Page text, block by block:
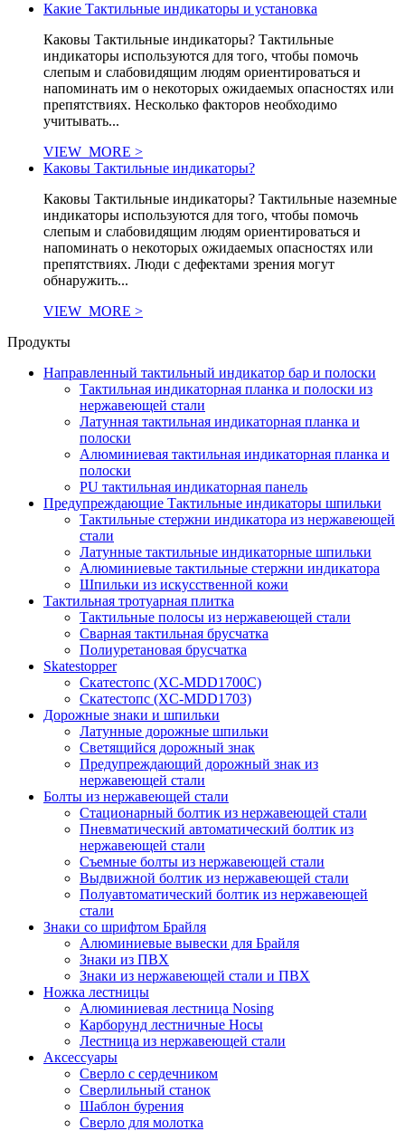
Какие Тактильные индикаторы и установка
Каковы Тактильные индикаторы? Тактильные
индикаторы используются для того, чтобы помочь
слепым и слабовидящим людям ориентироваться и
напоминать им о некоторых ожидаемых опасностях или
препятствиях. Несколько факторов необходимо
учитывать...
VIEW_MORE >
Каковы Тактильные индикаторы?
Каковы Тактильные индикаторы? Тактильные наземные
индикаторы используются для того, чтобы помочь
слепым и слабовидящим людям ориентироваться и
напоминать о некоторых ожидаемых опасностях или
препятствиях. Люди с дефектами зрения могут
обнаружить...
VIEW_MORE >
Продукты
Направленный тактильный индикатор бар и полоски
Тактильная индикаторная планка и полоски из
нержавеющей стали
Латунная тактильная индикаторная планка и
полоски
Алюминиевая тактильная индикаторная планка и
полоски
PU тактильная индикаторная панель
Предупреждающие Тактильные индикаторы шпильки
Тактильные стержни индикатора из нержавеющей
стали
Латунные тактильные индикаторные шпильки
Алюминиевые тактильные стержни индикатора
Шпильки из искусственной кожи
Тактильная тротуарная плитка
Тактильные полосы из нержавеющей стали
Сварная тактильная брусчатка
Полиуретановая брусчатка
Skatestopper
Скатестопс (XC-MDD1700C)
Скатестопс (XC-MDD1703)
Дорожные знаки и шпильки
Латунные дорожные шпильки
Светящийся дорожный знак
Предупреждающий дорожный знак из
нержавеющей стали
Болты из нержавеющей стали
Стационарный болтик из нержавеющей стали
Пневматический автоматический болтик из
нержавеющей стали
Съемные болты из нержавеющей стали
Выдвижной болтик из нержавеющей стали
Полуавтоматический болтик из нержавеющей
стали
Знаки со шрифтом Брайля
Алюминиевые вывески для Брайля
Знаки из ПВХ
Знаки из нержавеющей стали и ПВХ
Ножка лестницы
Алюминиевая лестница Nosing
Карборунд лестничные Носы
Лестница из нержавеющей стали
Аксессуары
Сверло с сердечником
Сверлильный станок
Шаблон бурения
Сверло для молотка